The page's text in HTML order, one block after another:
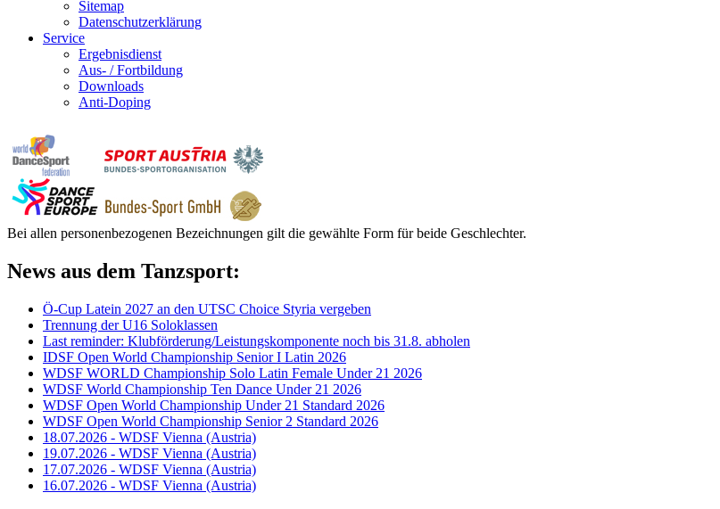
Sitemap
Datenschutzerklärung
Service
Ergebnisdienst
Aus- / Fortbildung
Downloads
Anti-Doping
Bei allen personenbezogenen Bezeichnungen gilt die gewählte Form für beide Geschlechter.
News aus dem Tanzsport:
Ö-Cup Latein 2027 an den UTSC Choice Styria vergeben
Trennung der U16 Soloklassen
Last reminder: Klubförderung/Leistungskomponente noch bis 31.8. abholen
IDSF Open World Championship Senior I Latin 2026
WDSF WORLD Championship Solo Latin Female Under 21 2026
WDSF World Championship Ten Dance Under 21 2026
WDSF Open World Championship Under 21 Standard 2026
WDSF Open World Championship Senior 2 Standard 2026
18.07.2026 - WDSF Vienna (Austria)
19.07.2026 - WDSF Vienna (Austria)
17.07.2026 - WDSF Vienna (Austria)
16.07.2026 - WDSF Vienna (Austria)